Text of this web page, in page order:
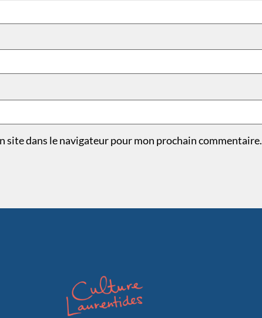
site dans le navigateur pour mon prochain commentaire.